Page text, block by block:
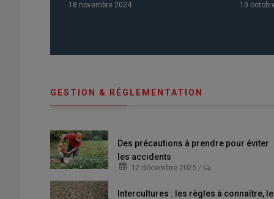
10 octobre 2019 10
GESTION & RÉGLEMENTATION
Des précautions à prendre pour éviter
les accidents
12 décembre 2025 /
Intercultures : les règles à connaître,